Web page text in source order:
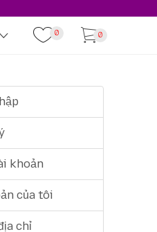
0 0
khoản
của tôi
chỉ